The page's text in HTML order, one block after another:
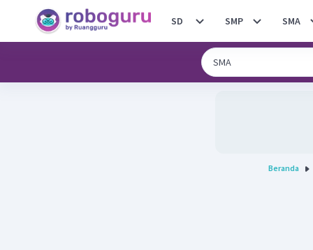
SD SMP SMA
Beranda